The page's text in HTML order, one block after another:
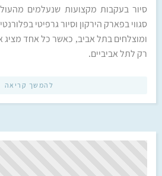
סיור בעקבות מקצועות שנעלמים
סגווי בפארק הירקון וסיור גרפיטי
ומוצלחים בתל אביב, כאשר כל אחד מציג
רק לתל אביביים.
להמשך קריאה